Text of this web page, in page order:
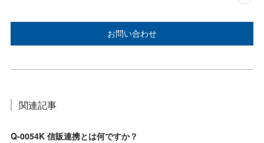
お問い合わせ
関連記事
Q-0054K 信販連携とは何ですか？